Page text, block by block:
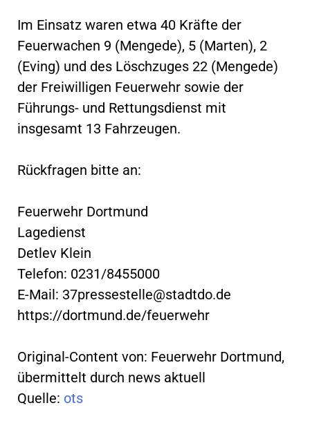
Im Einsatz waren etwa 40 Kräfte der
Feuerwachen 9 (Mengede), 5 (Marten), 2
(Eving) und des Löschzuges 22 (Mengede)
der Freiwilligen Feuerwehr sowie der
Führungs- und Rettungsdienst mit
insgesamt 13 Fahrzeugen.
Rückfragen bitte an:
Feuerwehr Dortmund
Lagedienst
Detlev Klein
Telefon: 0231/8455000
E-Mail: 37pressestelle@stadtdo.de
https://dortmund.de/feuerwehr
Original-Content von: Feuerwehr Dortmund,
übermittelt durch news aktuell
Quelle: ots